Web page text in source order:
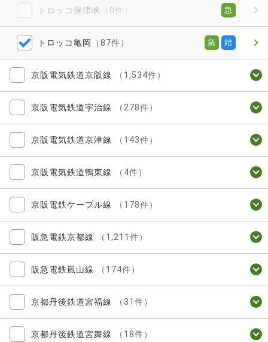
トロッコ保津峡 （0件） 急
トロッコ亀岡 （87件） 急 始
京阪電気鉄道京阪線 （1,534件）
京阪電気鉄道宇治線 （278件）
京阪電気鉄道京津線 （143件）
京阪電気鉄道鴨東線 （4件）
京阪電鉄ケーブル線 （178件）
阪急電鉄京都線 （1,211件）
阪急電鉄嵐山線 （174件）
京都丹後鉄道宮福線 （31件）
京都丹後鉄道宮舞線 （18件）